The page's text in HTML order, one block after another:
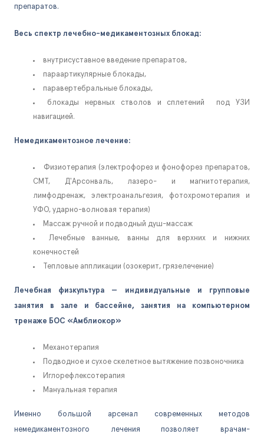
препаратов.
Весь спектр лечебно-медикаментозных блокад:
внутрисуставное введение препаратов,
параартикулярные блокады,
паравертебральные блокады,
блокады нервных стволов и сплетений под УЗИ
навигацией.
Немедикаментозное лечение:
Физиотерапия (электрофорез и фонофорез препаратов,
СМТ, Д'Арсонваль, лазеро- и магнитотерапия,
лимфодренаж, электроанальгезия, фотохромотерапия и
УФО, ударно-волновая терапия)
Массаж ручной и подводный душ-массаж
Лечебные ванные, ванны для верхних и нижних
конечностей
Тепловые аппликации (озокерит, грязелечение)
Лечебная физкультура — индивидуальные и групповые
занятия в зале и бассейне, занятия на компьютерном
тренаже БОС «Амблиокор»
Механотерапия
Подводное и сухое скелетное вытяжение позвоночника
Иглорефлексотерапия
Мануальная терапия
Именно большой арсенал современных методов
немедикаментозного лечения позволяет врачам-